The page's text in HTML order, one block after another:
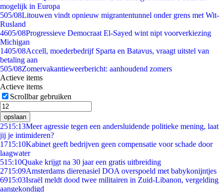
mogelijk in Europa
505/08Litouwen vindt opnieuw migrantentunnel onder grens met Wit-
Rusland
4605/08Progressieve Democraat El-Sayed wint nipt voorverkiezing
Michigan
1405/08Accell, moederbedrijf Sparta en Batavus, vraagt uitstel van
betaling aan
505/08Zomervakantieweerbericht: aanhoudend zomers
Actieve items
Actieve items
Scrollbar gebruiken
opslaan
2515:13Meer agressie tegen een andersluidende politieke mening, laat
jij je intimideren?
1715:10Kabinet geeft bedrijven geen compensatie voor schade door
laagwater
515:10Quake krijgt na 30 jaar een gratis uitbreiding
2715:09Amsterdams dierenasiel DOA overspoeld met babykonijntjes
6915:03Israël meldt dood twee militairen in Zuid-Libanon, vergelding
aangekondigd